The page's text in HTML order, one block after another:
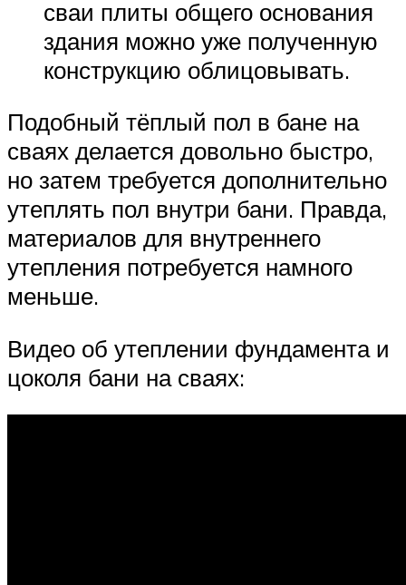
сваи плиты общего основания
здания можно уже полученную
конструкцию облицовывать.
Подобный тёплый пол в бане на
сваях делается довольно быстро,
но затем требуется дополнительно
утеплять пол внутри бани. Правда,
материалов для внутреннего
утепления потребуется намного
меньше.
Видео об утеплении фундамента и
цоколя бани на сваях: